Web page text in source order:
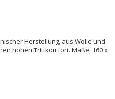
Herstellung, aus Wolle und
hohen Trittkomfort. Maße: 160 x